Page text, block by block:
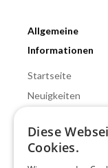
Allgemeine
Informationen
Startseite
Neuigkeiten
Kontakt
Spenden
Diese
Cookies.